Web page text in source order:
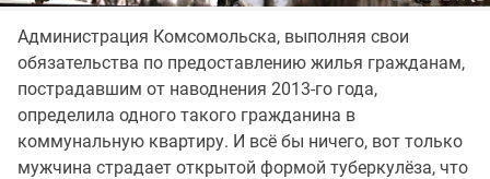
Администрация Комсомольска, выполняя свои
обязательства по предоставлению жилья гражданам,
пострадавшим от наводнения 2013-го года,
определила одного такого гражданина в
коммунальную квартиру. И всё бы ничего, вот только
мужчина страдает открытой формой туберкулёза, что